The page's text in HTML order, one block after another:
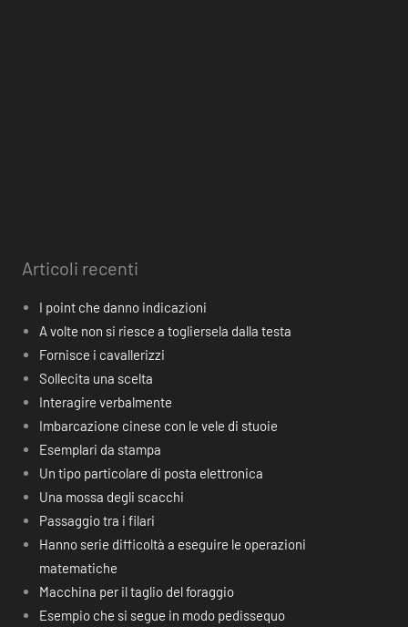
Articoli recenti
I point che danno indicazioni
A volte non si riesce a togliersela dalla testa
Fornisce i cavallerizzi
Sollecita una scelta
Interagire verbalmente
Imbarcazione cinese con le vele di stuoie
Esemplari da stampa
Un tipo particolare di posta elettronica
Una mossa degli scacchi
Passaggio tra i filari
Hanno serie difficoltà a eseguire le operazioni
matematiche
Macchina per il taglio del foraggio
Esempio che si segue in modo pedissequo